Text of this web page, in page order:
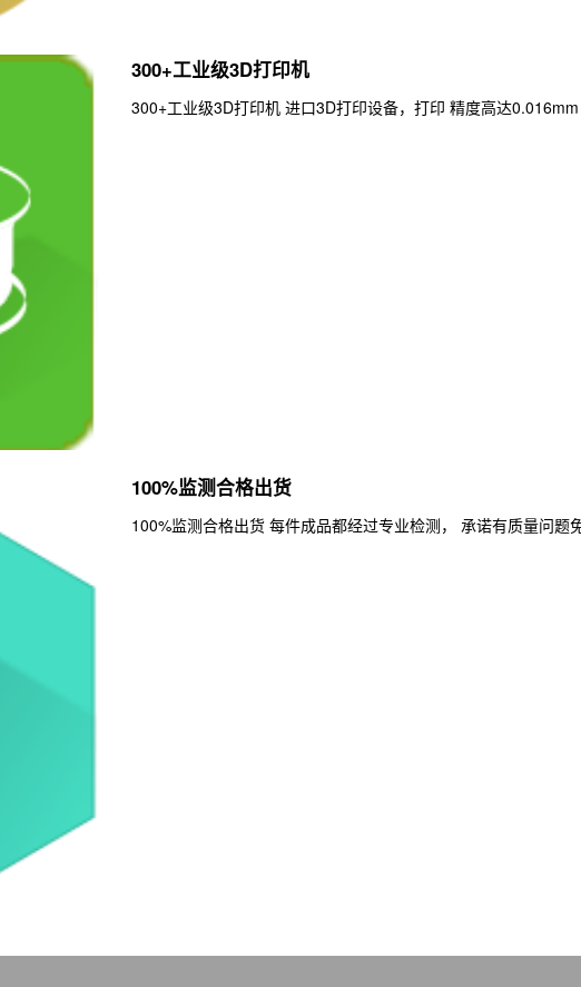
300+工业级3D打印机
300+工业级3D打印机 进口3D打印设备，打印 精度高达0.016mm
100%监测合格出货
100%监测合格出货 每件成品都经过专业检测， 承诺有质量问题